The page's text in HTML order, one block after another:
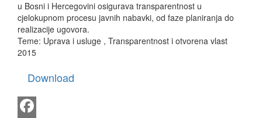
u Bosni i Hercegovini osigurava transparentnost u
cjelokupnom procesu javnih nabavki, od faze planiranja do
realizacije ugovora.
Teme: Uprava i usluge , Transparentnost i otvorena vlast
2015
Download